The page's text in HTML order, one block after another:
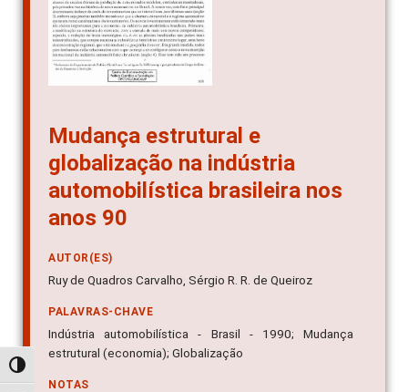
Alternar alto contraste
Mudança estrutural e
globalização na indústria
automobilística brasileira nos
anos 90
AUTOR(ES)
Ruy de Quadros Carvalho, Sérgio R. R. de Queiroz
PALAVRAS-CHAVE
Indústria automobilística - Brasil - 1990; Mudança
estrutural (economia); Globalização
NOTAS